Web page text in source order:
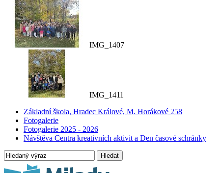
IMG_1407
IMG_1411
Základní škola, Hradec Králové, M. Horákové 258
Fotogalerie
Fotogalerie 2025 - 2026
Návštěva Centra kreativních aktivit a Den časové schránky
Hledat